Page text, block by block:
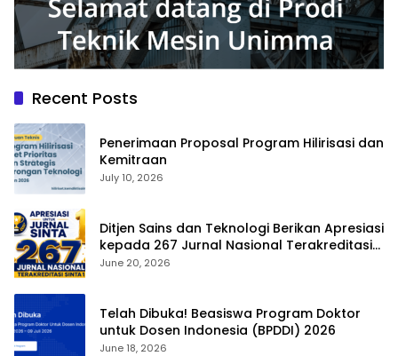
Recent Posts
Penerimaan Proposal Program Hilirisasi dan
Kemitraan
July 10, 2026
Ditjen Sains dan Teknologi Berikan Apresiasi
kepada 267 Jurnal Nasional Terakreditasi
SINTA 1
June 20, 2026
Telah Dibuka! Beasiswa Program Doktor
untuk Dosen Indonesia (BPDDI) 2026
June 18, 2026